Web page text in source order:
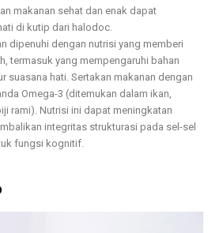
makanan sehat dan enak dapat
di kutip dari halodoc.
dipenuhi dengan nutrisi yang memberi
termasuk yang mempengaruhi bahan
suasana hati. Sertakan makanan dengan
Omega-3 (ditemukan dalam ikan,
rami). Nutrisi ini dapat meningkatan
integritas strukturasi pada sel-sel
fungsi kognitif.